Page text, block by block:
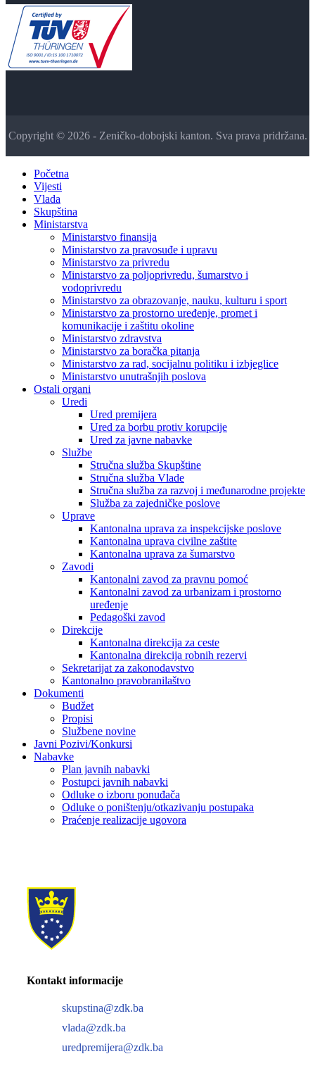
Copyright © 2026 - Zeničko-dobojski kanton. Sva prava pridržana.
Početna
Vijesti
Vlada
Skupština
Ministarstva
Ministarstvo finansija
Ministarstvo za pravosuđe i upravu
Ministarstvo za privredu
Ministarstvo za poljoprivredu, šumarstvo i
vodoprivredu
Ministarstvo za obrazovanje, nauku, kulturu i sport
Ministarstvo za prostorno uređenje, promet i
komunikacije i zaštitu okoline
Ministarstvo zdravstva
Ministarstvo za boračka pitanja
Ministarstvo za rad, socijalnu politiku i izbjeglice
Ministarstvo unutrašnjih poslova
Ostali organi
Uredi
Ured premijera
Ured za borbu protiv korupcije
Ured za javne nabavke
Službe
Stručna služba Skupštine
Stručna služba Vlade
Stručna služba za razvoj i međunarodne projekte
Služba za zajedničke poslove
Uprave
Kantonalna uprava za inspekcijske poslove
Kantonalna uprava civilne zaštite
Kantonalna uprava za šumarstvo
Zavodi
Kantonalni zavod za pravnu pomoć
Kantonalni zavod za urbanizam i prostorno
uređenje
Pedagoški zavod
Direkcije
Kantonalna direkcija za ceste
Kantonalna direkcija robnih rezervi
Sekretarijat za zakonodavstvo
Kantonalno pravobranilaštvo
Dokumenti
Budžet
Propisi
Službene novine
Javni Pozivi/Konkursi
Nabavke
Plan javnih nabavki
Postupci javnih nabavki
Odluke o izboru ponuđača
Odluke o poništenju/otkazivanju postupaka
Praćenje realizacije ugovora
Kontakt informacije
skupstina@zdk.ba
vlada@zdk.ba
uredpremijera@zdk.ba